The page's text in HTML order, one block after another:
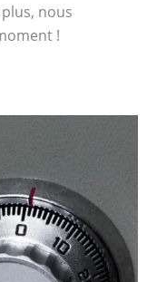
nous
!